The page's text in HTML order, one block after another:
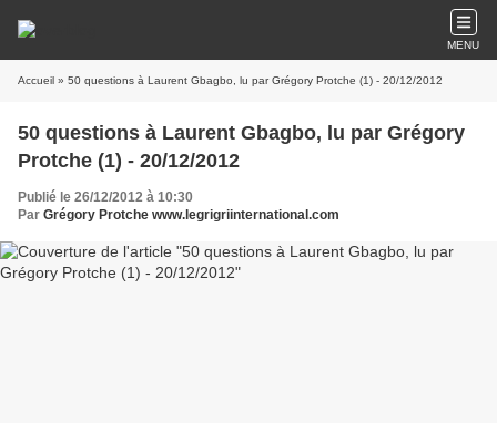
MENU
Accueil » 50 questions à Laurent Gbagbo, lu par Grégory Protche (1) - 20/12/2012
50 questions à Laurent Gbagbo, lu par Grégory
Protche (1) - 20/12/2012
Publié le 26/12/2012 à 10:30
Par Grégory Protche www.legrigriinternational.com